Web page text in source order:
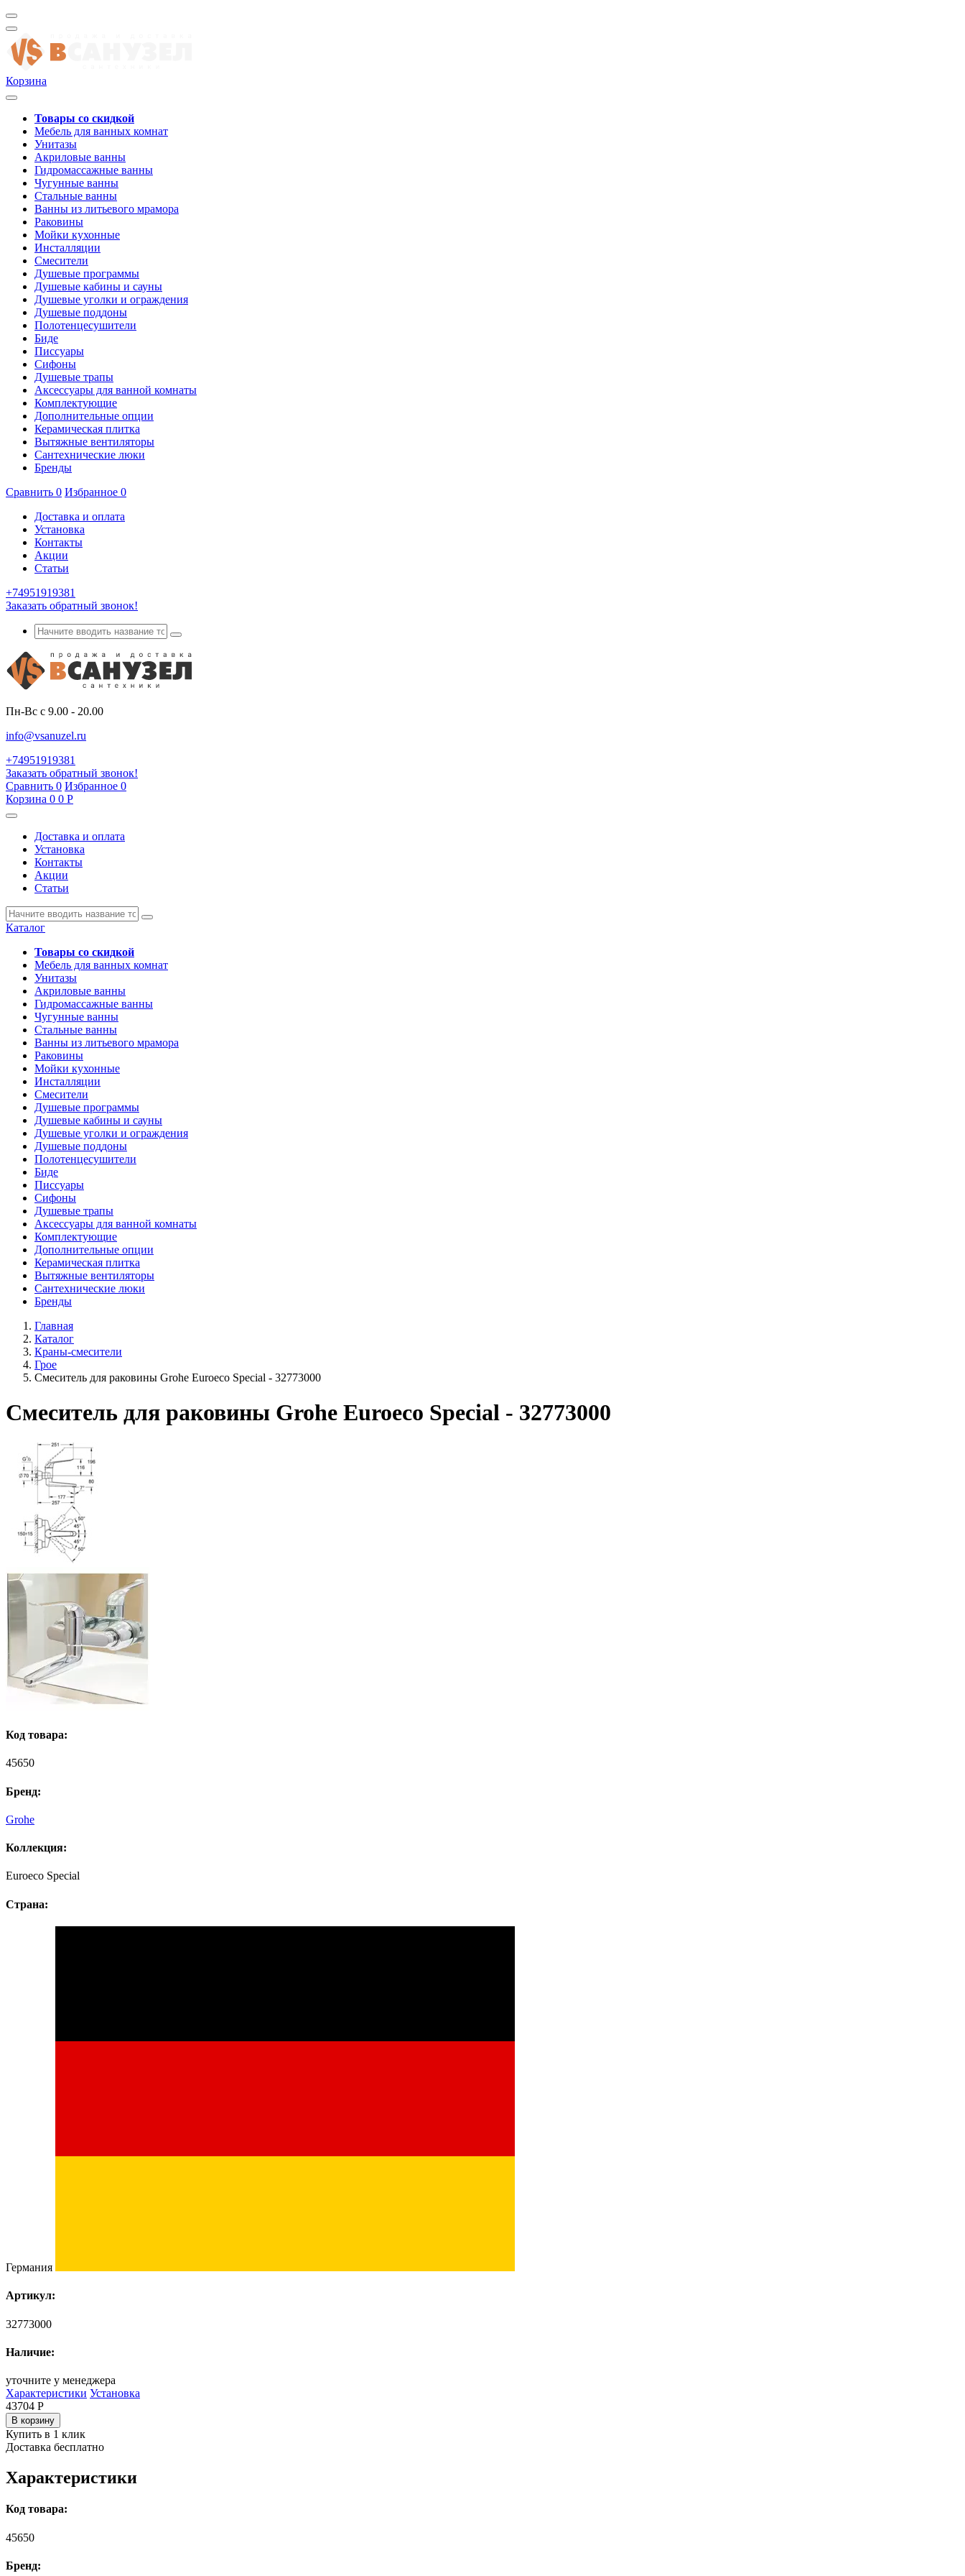
Корзина
Товары со скидкой
Мебель для ванных комнат
Унитазы
Акриловые ванны
Гидромассажные ванны
Чугунные ванны
Стальные ванны
Ванны из литьевого мрамора
Раковины
Мойки кухонные
Инсталляции
Смесители
Душевые программы
Душевые кабины и сауны
Душевые уголки и ограждения
Душевые поддоны
Полотенцесушители
Биде
Писсуары
Сифоны
Душевые трапы
Аксессуары для ванной комнаты
Комплектующие
Дополнительные опции
Керамическая плитка
Вытяжные вентиляторы
Сантехнические люки
Бренды
Сравнить 0 Избранное 0
Доставка и оплата
Установка
Контакты
Акции
Статьи
+74951919381
Заказать обратный звонок!
Пн-Вс с 9.00 - 20.00
info@vsanuzel.ru
+74951919381
Заказать обратный звонок!
Сравнить 0 Избранное 0
Корзина 0 0 Р
Доставка и оплата
Установка
Контакты
Акции
Статьи
Каталог
Товары со скидкой
Мебель для ванных комнат
Унитазы
Акриловые ванны
Гидромассажные ванны
Чугунные ванны
Стальные ванны
Ванны из литьевого мрамора
Раковины
Мойки кухонные
Инсталляции
Смесители
Душевые программы
Душевые кабины и сауны
Душевые уголки и ограждения
Душевые поддоны
Полотенцесушители
Биде
Писсуары
Сифоны
Душевые трапы
Аксессуары для ванной комнаты
Комплектующие
Дополнительные опции
Керамическая плитка
Вытяжные вентиляторы
Сантехнические люки
Бренды
Главная
Каталог
Краны-смесители
Грое
Смеситель для раковины Grohe Euroeco Speсial - 32773000
Смеситель для раковины Grohe Euroeco Speсial - 32773000
Код товара:
45650
Бренд:
Grohe
Коллекция:
Euroeco Speсial
Страна:
Германия
Артикул:
32773000
Наличие:
уточните у менеджера
Характеристики Установка
43704 Р
В корзину
Купить в 1 клик
Доставка бесплатно
Характеристики
Код товара:
45650
Бренд: